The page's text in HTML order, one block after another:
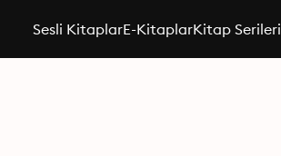
Sesli KitaplarE-KitaplarKitap Serileri